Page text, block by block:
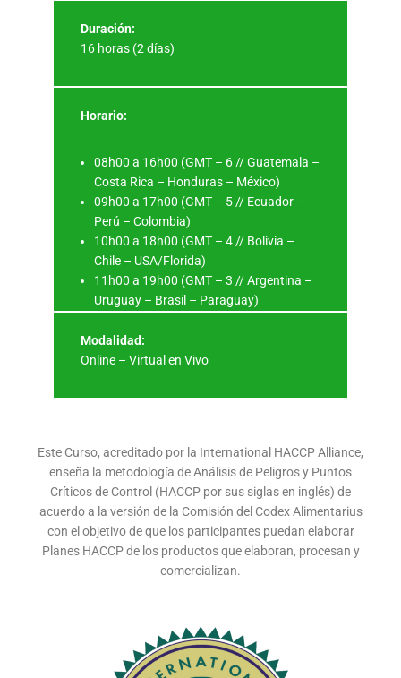
Duración:
16 horas (2 días)
Horario:
08h00 a 16h00 (GMT – 6 // Guatemala –
Costa Rica – Honduras – México)
09h00 a 17h00 (GMT – 5 // Ecuador –
Perú – Colombia)
10h00 a 18h00 (GMT – 4 // Bolivia –
Chile – USA/Florida)
11h00 a 19h00 (GMT – 3 // Argentina –
Uruguay – Brasil – Paraguay)
Modalidad:
Online – Virtual en Vivo
Este Curso, acreditado por la International HACCP Alliance,
enseña la metodología de Análisis de Peligros y Puntos
Críticos de Control (HACCP por sus siglas en inglés) de
acuerdo a la versión de la Comisión del Codex Alimentarius
con el objetivo de que los participantes puedan elaborar
Planes HACCP de los productos que elaboran, procesan y
comercializan.